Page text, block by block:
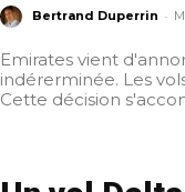
Bertrand Duperrin -
Emirates vient
indérerminée. Les
Cette décision